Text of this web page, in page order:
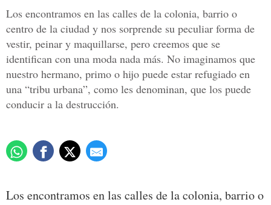
Los encontramos en las calles de la colonia, barrio o
centro de la ciudad y nos sorprende su peculiar forma de
vestir, peinar y maquillarse, pero creemos que se
identifican con una moda nada más. No imaginamos que
nuestro hermano, primo o hijo puede estar refugiado en
una “tribu urbana”, como les denominan, que los puede
conducir a la destrucción.
Los encontramos en las calles de la colonia, barrio o